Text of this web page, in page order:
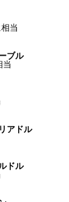
当
ブル
当
アドル
ドル